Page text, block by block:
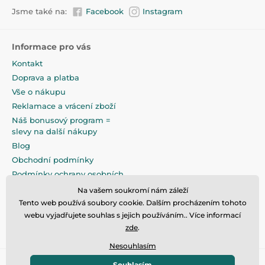
Jsme také na: Facebook Instagram
Informace pro vás
Kontakt
Doprava a platba
Vše o nákupu
Reklamace a vrácení zboží
Náš bonusový program =
slevy na další nákupy
Blog
Obchodní podmínky
Podmínky ochrany osobních
Na pečlivé zabalení klademe
maximální důraz
Na vašem soukromí nám záleží
Tento web používá soubory cookie. Dalším procházením tohoto
webu vyjadřujete souhlas s jejich používáním.. Více informací
zde.
Nesouhlasím